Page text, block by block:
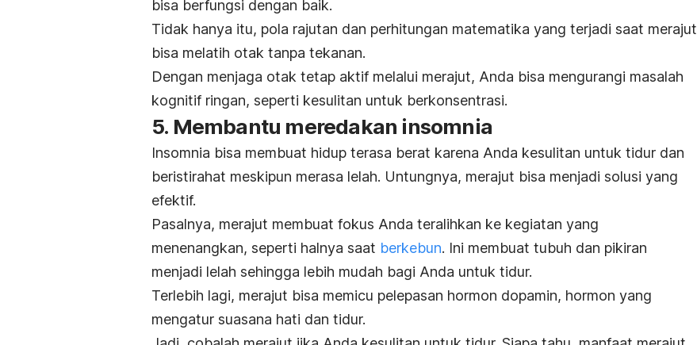
bisa berfungsi dengan baik.
Tidak hanya itu, pola rajutan dan perhitungan matematika yang terjadi saat merajut
bisa melatih otak tanpa tekanan.
Dengan menjaga otak tetap aktif melalui merajut, Anda bisa mengurangi masalah
kognitif ringan, seperti kesulitan untuk berkonsentrasi.
5. Membantu meredakan insomnia
Insomnia bisa membuat hidup terasa berat karena Anda kesulitan untuk tidur dan
beristirahat meskipun merasa lelah. Untungnya, merajut bisa menjadi solusi yang
efektif.
Pasalnya, merajut membuat fokus Anda teralihkan ke kegiatan yang
menenangkan, seperti halnya saat berkebun. Ini membuat tubuh dan pikiran
menjadi lelah sehingga lebih mudah bagi Anda untuk tidur.
Terlebih lagi, merajut bisa memicu pelepasan hormon dopamin, hormon yang
mengatur suasana hati dan tidur.